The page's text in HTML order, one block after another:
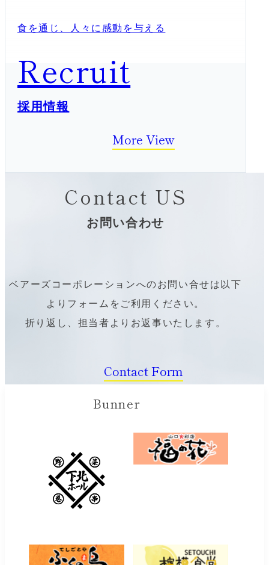
食を通じ、人々に感動を与える
Recruit
採用情報
More View
Contact US
お問い合わせ
ベアーズコーポレーションへのお問い合せは以下
よりフォームをご利用ください。
折り返し、担当者よりお返事いたします。
Contact Form
Bunner